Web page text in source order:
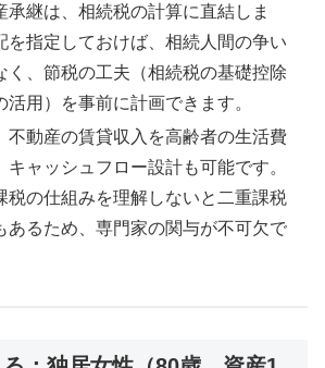
承継は、相続税の計算に直結しま
を指定しておけば、相続人間の争い
く、節税の工夫（相続税の基礎控除
活用）を事前に計画できます。
不動産の賃貸収入を高齢者の生活費
キャッシュフロー設計も可能です。
税の仕組みを理解しないと二重課税
あるため、専門家の関与が不可欠で